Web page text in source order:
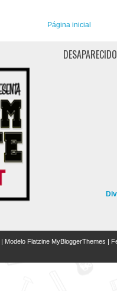
Página inicial
| Modelo Flatzine MyBloggerThemes |